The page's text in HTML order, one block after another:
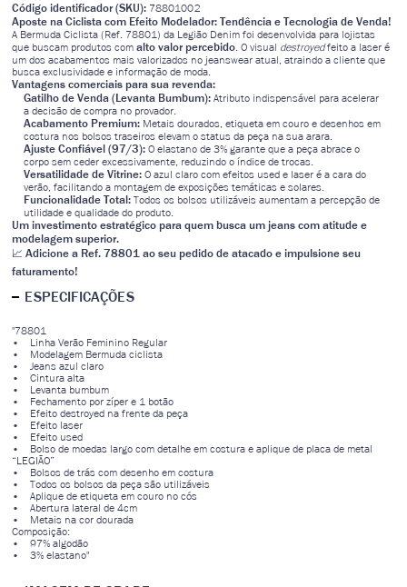
Código identificador (SKU): 78801002
Aposte na Ciclista com Efeito Modelador: Tendência e Tecnologia de Venda!
A Bermuda Ciclista (Ref. 78801) da Legião Denim foi desenvolvida para lojistas
que buscam produtos comalto valor percebido . O visual destroyedfeito a laser é
um dos acabamentos mais valorizados no jeanswear atual, atraindo a cliente que
busca exclusividade e informação de moda.
Vantagens comerciais para sua revenda:
Gatilho de Venda (Levanta Bumbum): Atributo indispensável para acelerar
a decisão de compra no provador.
Acabamento Premium: Metais dourados, etiqueta em couro e desenhos em
costura nos bolsos traseiros elevam o status da peça na sua arara.
Ajuste Confiável (97/3): O elastano de 3% garante que a peça abrace o
corpo sem ceder excessivamente, reduzindo o índice de trocas.
Versatilidade de Vitrine: O azul claro com efeitos used e laser é a cara do
verão, facilitando a montagem de exposições temáticas e solares.
Funcionalidade Total: Todos os bolsos utilizáveis aumentam a percepção de
utilidade e qualidade do produto.
Um investimento estratégico para quem busca um jeans com atitude e
modelagem superior.
📈Adicione a Ref. 78801 ao seu pedido de atacado e impulsione seu
faturamento!
ESPECIFICAÇÕES
"78801
• Linha Verão Feminino Regular
• Modelagem Bermuda ciclista
• Jeans azul claro
• Cintura alta
• Levanta bumbum
• Fechamento por zíper e 1 botão
• Efeito destroyed na frente da peça
• Efeito laser
• Efeito used
• Bolso de moedas largo com detalhe em costura e aplique de placa de metal
“LEGIÃO”
• Bolsos de trás com desenho em costura
• Todos os bolsos da peça são utilizáveis
• Aplique de etiqueta em couro no cós
• Abertura lateral de 4cm
• Metais na cor dourada
Composição:
• 97% algodão
• 3% elastano"